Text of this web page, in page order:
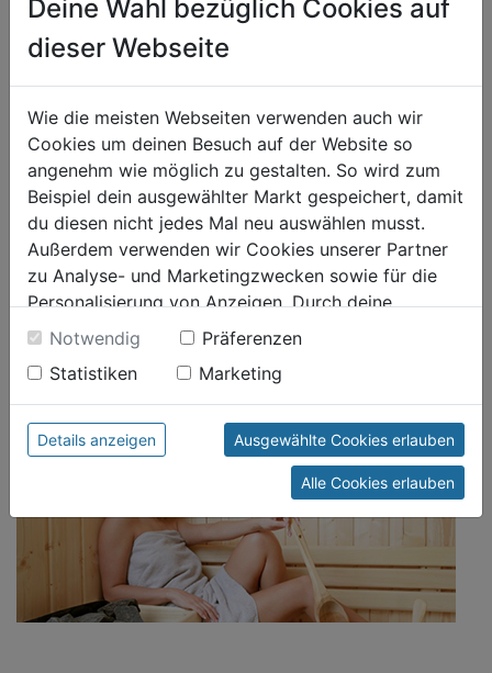
WELLNESS
Von der Infrarotkabine bis zur finnischen Sauna. Die heißesten
Quadratmeter Ihres Zuhauses werden bald zu Ihrem absoluten
Lieblingsplatz. Bei der Technik brauchen Sie nicht ins Schwitzen zu
kommen, dabei helfen wir gerne.
Deine Wahl bezüglich Cookies auf
dieser Webseite
Wie die meisten Webseiten verwenden auch wir
Cookies um deinen Besuch auf der Website so
angenehm wie möglich zu gestalten. So wird zum
Beispiel dein ausgewählter Markt gespeichert, damit
du diesen nicht jedes Mal neu auswählen musst.
Außerdem verwenden wir Cookies unserer Partner
zu Analyse- und Marketingzwecken sowie für die
Personalisierung von Anzeigen. Durch deine
Einwilligung werden die Daten von Drittanbieter,
unter anderem auch in den USA, verarbeitet.
Durch Klick auf "Alle Cookies erlauben" stimmst du
der Verwendung aller Cookies zu. Unter "Details
anzeigen" findest du alle Infos zu den
unterschiedlichen Cookies, unter "Cookies
Konfigurieren" kannst du auswählen, welche Cookies
du zulassen möchtest und welche nicht.
Weitere Informationen findest du in unserer
Datenschutzerklärung.
Notwendig
Präferenzen
Statistiken
Marketing
Details anzeigen Ausgewählte Cookies erlauben
Alle Cookies erlauben